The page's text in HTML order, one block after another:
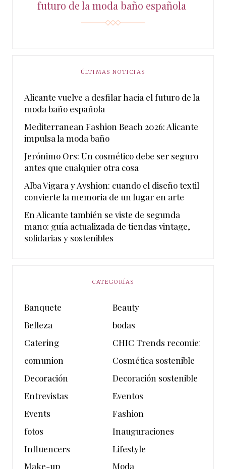
futuro de la moda baño española
ÚLTIMAS NOTICIAS
Alicante vuelve a desfilar hacia el futuro de la
moda baño española
Mediterranean Fashion Beach 2026: Alicante
impulsa la moda baño
Jerónimo Ors: Un cosmético debe ser seguro
antes que cualquier otra cosa
Alba Vigara y Avshion: cuando el diseño textil
convierte la memoria de un lugar en arte
En Alicante también se viste de segunda
mano: guía actualizada de tiendas vintage,
solidarias y sostenibles
CATEGORÍAS
Banquete
Beauty
Belleza
bodas
Catering
CHIC Trends recomienda
comunion
Cosmética sostenible
Decoración
Decoración sostenible
Entrevistas
Eventos
Events
Fashion
fotos
Inauguraciones
Influencers
Lifestyle
Make-up
Moda